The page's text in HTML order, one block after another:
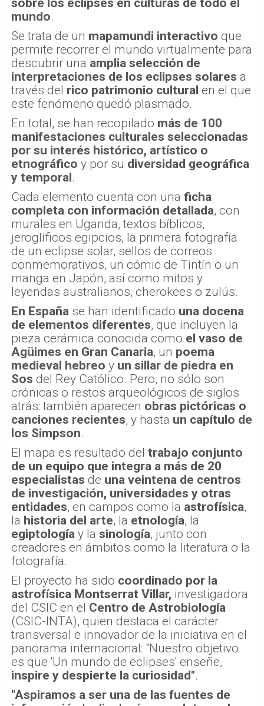
sobre los eclipses en culturas de todo el
mundo.
Se trata de un mapamundi interactivo que
permite recorrer el mundo virtualmente para
descubrir una amplia selección de
interpretaciones de los eclipses solares a
través del rico patrimonio cultural en el que
este fenómeno quedó plasmado.
En total, se han recopilado más de 100
manifestaciones culturales seleccionadas
por su interés histórico, artístico o
etnográfico y por su diversidad geográfica
y temporal.
Cada elemento cuenta con una ficha
completa con información detallada, con
murales en Uganda, textos bíblicos,
jeroglíficos egipcios, la primera fotografía
de un eclipse solar, sellos de correos
conmemorativos, un cómic de Tintín o un
manga en Japón, así como mitos y
leyendas australianos, cherokees o zulús.
En España se han identificado una docena
de elementos diferentes, que incluyen la
pieza cerámica conocida como el vaso de
Agüimes en Gran Canaria, un poema
medieval hebreo y un sillar de piedra en
Sos del Rey Católico. Pero, no sólo son
crónicas o restos arqueológicos de siglos
atrás: también aparecen obras pictóricas o
canciones recientes, y hasta un capítulo de
los Simpson.
El mapa es resultado del trabajo conjunto
de un equipo que integra a más de 20
especialistas de una veintena de centros
de investigación, universidades y otras
entidades, en campos como la astrofísica,
la historia del arte, la etnología, la
egiptología y la sinología, junto con
creadores en ámbitos como la literatura o la
fotografía.
El proyecto ha sido coordinado por la
astrofísica Montserrat Villar, investigadora
del CSIC en el Centro de Astrobiología
(CSIC-INTA), quien destaca el carácter
transversal e innovador de la iniciativa en el
panorama internacional: "Nuestro objetivo
es que 'Un mundo de eclipses' enseñe,
inspire y despierte la curiosidad".
"Aspiramos a ser una de las fuentes de